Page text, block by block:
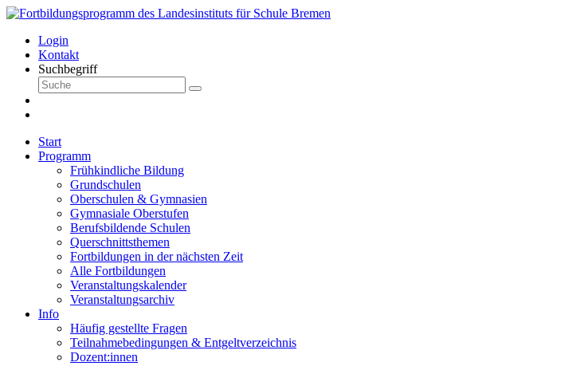
Login
Kontakt
Suchbegriff
Start
Programm
Frühkindliche Bildung
Grundschulen
Oberschulen & Gymnasien
Gymnasiale Oberstufen
Berufsbildende Schulen
Querschnittsthemen
Fortbildungen in der nächsten Zeit
Alle Fortbildungen
Veranstaltungskalender
Veranstaltungsarchiv
Info
Häufig gestellte Fragen
Teilnahmebedingungen & Entgeltverzeichnis
Dozent:innen